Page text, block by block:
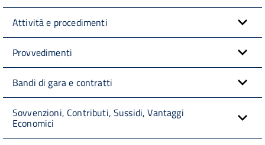
Attività e procedimenti
Provvedimenti
Bandi di gara e contratti
Sovvenzioni, Contributi, Sussidi, Vantaggi
Economici